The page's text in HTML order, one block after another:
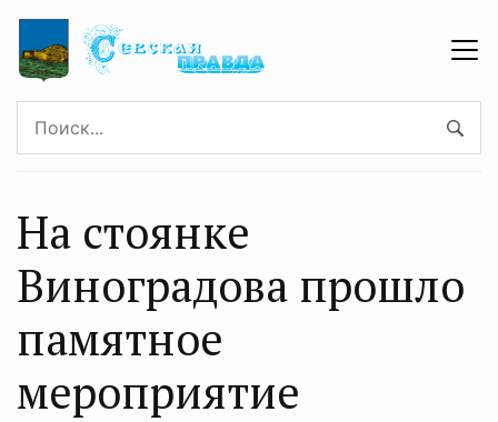
На стоянке
Виноградова прошло
памятное
мероприятие